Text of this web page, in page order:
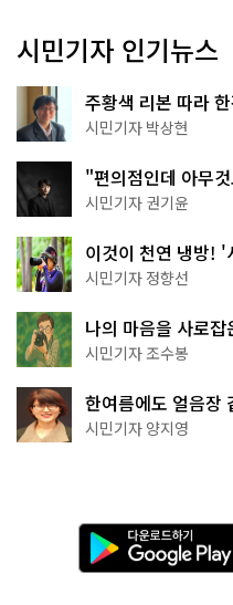
시민기자 인기뉴스
주황색 리본 따라
서울둘레길 15코스
시민기자 박상현
"편의점인데 아무
한 편의점의 정체
시민기자 권기윤
이것이 천연 냉방! '
나볼까
시민기자 정향선
나의 마음을 사로
상작 공개!
시민기자 조수봉
한여름에도 얼음장
천국이네~
시민기자 양지영
다
운
로